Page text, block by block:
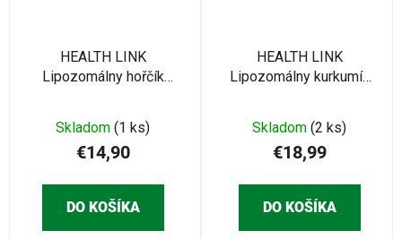
HEALTH LINK
Lipozomálny hořčík
Skladom (1 ks)
€14,90
DO KOŠÍKA
HEALTH LINK
Lipozomálny kurkumín
Skladom (2 ks)
€18,99
DO KOŠÍKA